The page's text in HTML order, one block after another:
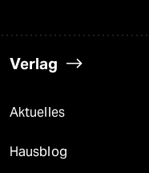
Verlag
Aktuelles
Hausblog